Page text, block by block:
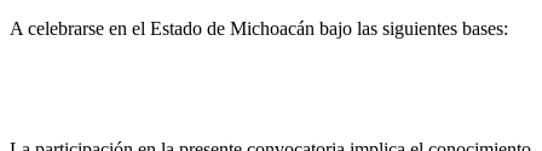
A celebrarse en el Estado de Michoacán bajo las siguientes bases: